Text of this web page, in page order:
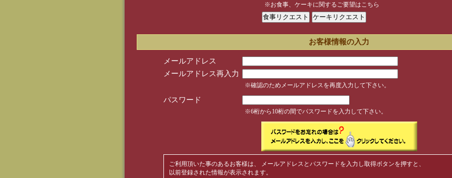
※お食事、ケーキに関するご要望はこちら
お客様情報の入力
メールアドレス
メールアドレス再入力
※確認のためメールアドレスを再度入力して下さい。
パスワード
※6桁から10桁の間でパスワードを入力して下さい。
ご利用頂いた事のあるお客様は、 メールアドレスとパスワードを入力し取得ボタンを押すと、
以前登録された情報が表示されます。